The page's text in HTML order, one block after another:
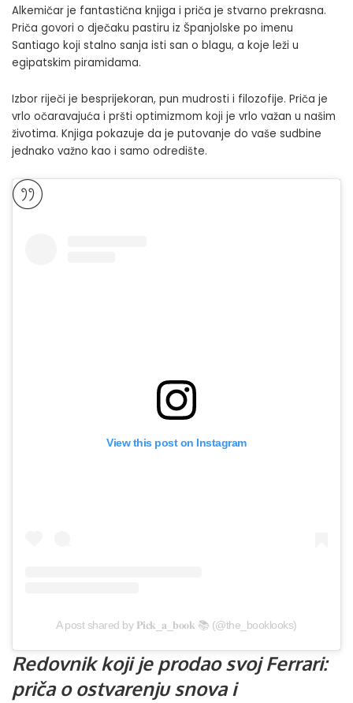
Alkemičar je fantastična knjiga i priča je stvarno prekrasna.
Priča govori o dječaku pastiru iz Španjolske po imenu
Santiago koji stalno sanja isti san o blagu, a koje leži u
egipatskim piramidama.
Izbor riječi je besprijekoran, pun mudrosti i filozofije. Priča je
vrlo očaravajuća i pršti optimizmom koji je vrlo važan u našim
životima. Knjiga pokazuje da je putovanje do vaše sudbine
jednako važno kao i samo odredište.
View this post on Instagram
A post shared by 𝐏𝐢𝐜𝐤_𝐚_𝐛𝐨𝐨𝐤 📚 (@the_booklooks)
Redovnik koji je prodao svoj Ferrari:
priča o ostvarenju snova i